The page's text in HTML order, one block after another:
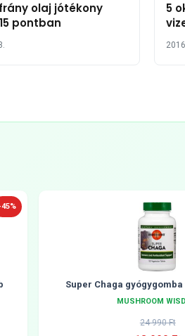
olaj jótékony
pontban
5
Super Chaga gyógygomba
MUSHROOM
24 990 Ft